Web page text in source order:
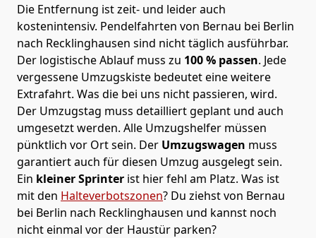
Die Entfernung ist zeit- und leider auch
kostenintensiv. Pendelfahrten von Bernau bei Berlin
nach Recklinghausen sind nicht täglich ausführbar.
Der logistische Ablauf muss zu 100 % passen. Jede
vergessene Umzugskiste bedeutet eine weitere
Extrafahrt. Was die bei uns nicht passieren, wird.
Der Umzugstag muss detailliert geplant und auch
umgesetzt werden. Alle Umzugshelfer müssen
pünktlich vor Ort sein. Der Umzugswagen muss
garantiert auch für diesen Umzug ausgelegt sein.
Ein kleiner Sprinter ist hier fehl am Platz. Was ist
mit den Halteverbotszonen? Du ziehst von Bernau
bei Berlin nach Recklinghausen und kannst noch
nicht einmal vor der Haustür parken?